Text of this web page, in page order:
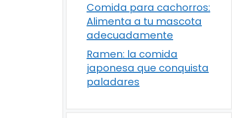
Comida para cachorros:
Alimenta a tu mascota
adecuadamente
Ramen: la comida
japonesa que conquista
paladares